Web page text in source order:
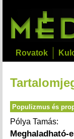
Rovatok
Populizmus és
Pólya Tamás:
Meghaladható-